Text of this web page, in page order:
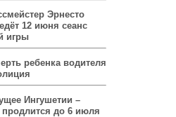
Эрнесто
12 июня сеанс
игры
ребенка водителя
Ингушетии –
продлится до 6 июля